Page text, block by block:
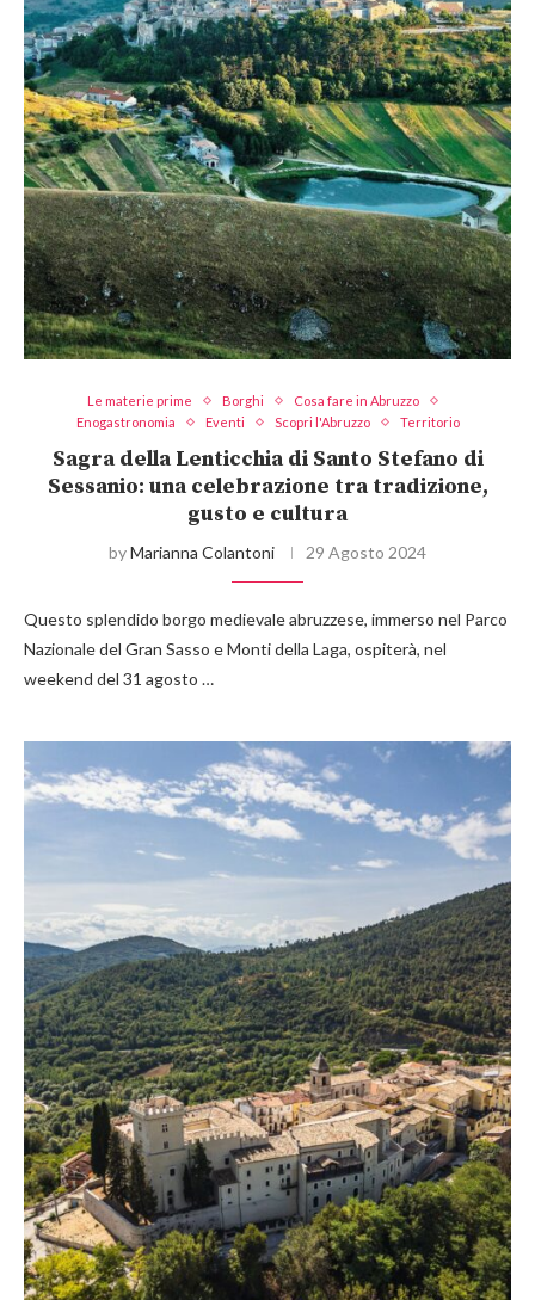
Le materie prime Borghi
Cosa fare in Abruzzo
Enogastronomia
Eventi Scopri l'Abruzzo Territorio
Sagra della Lenticchia di Santo Stefano di
Sessanio: una celebrazione tra tradizione,
gusto e cultura
byMarianna Colantoni 29 Agosto 2024
Questo splendido borgo medievale abruzzese, immerso nel Parco
Nazionale del Gran Sasso e Monti della Laga, ospiterà, nel
weekend del 31 agosto …